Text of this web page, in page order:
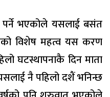
भएकोले यसलाई बसंत
विशेष महत्व यस करण
घटस्थापनाकै दिन माता
नै पहिलो दशैं भनिन्छ